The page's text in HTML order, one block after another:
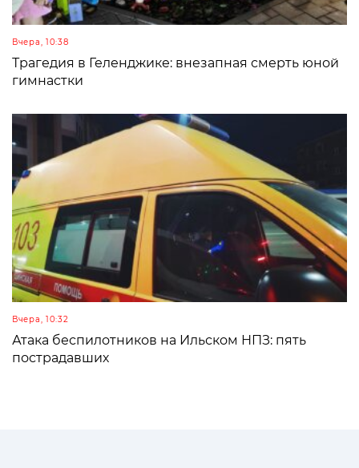
Вчера, 10:38
Трагедия в Геленджике: внезапная смерть юной
гимнастки
Вчера, 10:32
Атака беспилотников на Ильском НПЗ: пять
пострадавших